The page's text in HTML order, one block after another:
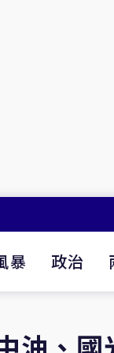
暴 政治